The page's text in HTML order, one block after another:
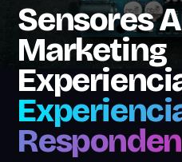
Sensores
Marketing